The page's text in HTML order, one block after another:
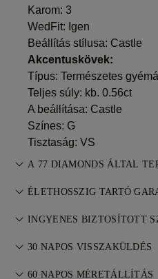
Karom: 3
WedFit: Igen
Beállítás stílusa: Castle
Akcentuskövek:
Típus: Természetes
Teljes súly: kb. 0.56ct
A beállítása: Castle
Színes: G
Tisztaság: VS
A 77 DIAMONDS ÁLTAL
Az ékszerkészítés
ÉLETHOSSZIG TARTÓ
A 77 Diamonds minden
díjmentesek. Részletek a
INGYENES BIZTOSÍTOTT
Minden postaköltség
A FedEx vagy a DHL
keresztül kockázatmentesen
30 NAPOS VISSZAKÜLDÉS
Ha nem elégedett teljes
60 NAPOS MÉRETÁLLÍTÁS